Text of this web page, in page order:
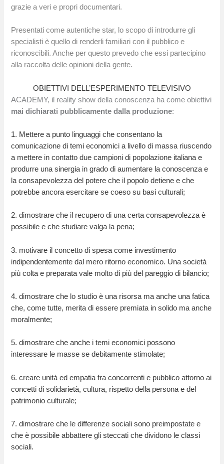
grazie a veri e propri documentari.
Presentati come autentiche star, lo scopo di introdurre gli
specialisti è quello di renderli familiari con il pubblico e
riconoscibili. Anche per questo prevedo che essi partecipino
alla raccolta delle opinioni della gente.
OBIETTIVI DELL’ESPERIMENTO TELEVISIVO
ACADEMY, il reality show della conoscenza ha come obiettivi
mai dichiarati pubblicamente dalla produzione:
1. Mettere a punto linguaggi che consentano la
comunicazione di temi economici a livello di massa riuscendo
a mettere in contatto due campioni di popolazione italiana e
produrre una sinergia in grado di aumentare la conoscenza e
la consapevolezza del potere che il popolo detiene e che
potrebbe ancora esercitare se coeso su basi culturali;
2. dimostrare che il recupero di una certa consapevolezza è
possibile e che studiare valga la pena;
3. motivare il concetto di spesa come investimento
indipendentemente dal mero ritorno economico. Una società
più colta e preparata vale molto di più del pareggio di bilancio;
4. dimostrare che lo studio è una risorsa ma anche una fatica
che, come tutte, merita di essere premiata in solido ma anche
moralmente;
5. dimostrare che anche i temi economici possono
interessare le masse se debitamente stimolate;
6. creare unità ed empatia fra concorrenti e pubblico attorno ai
concetti di solidarietà, cultura, rispetto della persona e del
patrimonio culturale;
7. dimostrare che le differenze sociali sono preimpostate e
che è possibile abbattere gli steccati che dividono le classi
sociali.